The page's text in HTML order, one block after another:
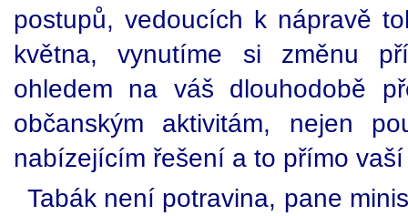
postupů, vedoucích k nápravě
května, vynutíme si změnu
ohledem na váš dlouhodobě
občanským aktivitám, nejen
nabízejícím řešení a to přímo
Tabák není potravina, pane